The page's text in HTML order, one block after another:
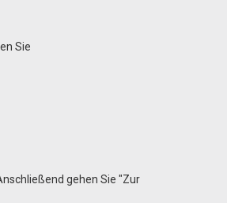
Sie
gehen Sie "Zur